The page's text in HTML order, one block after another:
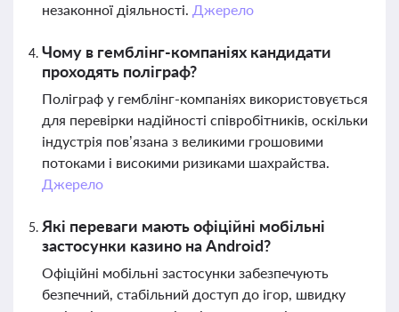
незаконної діяльності. Джерело
Чому в гемблінг-компаніях кандидати
проходять поліграф?
Поліграф у гемблінг-компаніях використовується
для перевірки надійності співробітників, оскільки
індустрія пов’язана з великими грошовими
потоками і високими ризиками шахрайства.
Джерело
Які переваги мають офіційні мобільні
застосунки казино на Android?
Офіційні мобільні застосунки забезпечують
безпечний, стабільний доступ до ігор, швидку